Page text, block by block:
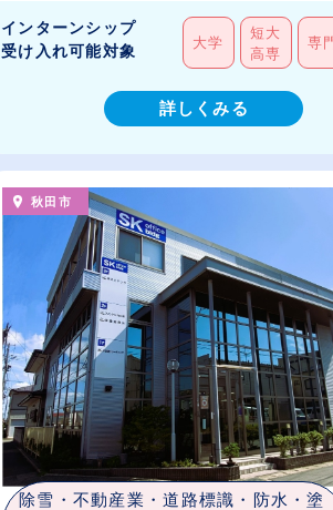
インターンシップ
受け入れ可能対象
大学
短大
高専
専
詳しくみる
秋田市
除雪・不動産業・道路標識・防水・塗